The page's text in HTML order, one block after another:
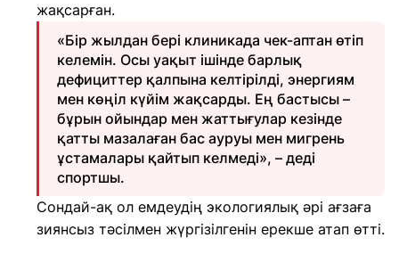
жақсарған.
«Бір жылдан бері клиникада чек-аптан өтіп
келемін. Осы уақыт ішінде барлық
дефициттер қалпына келтірілді, энергиям
мен көңіл күйім жақсарды. Ең бастысы –
бұрын ойындар мен жаттығулар кезінде
қатты мазалаған бас ауруы мен мигрень
ұстамалары қайтып келмеді», – деді
спортшы.
Сондай-ақ ол емдеудің экологиялық әрі ағзаға
зиянсыз тәсілмен жүргізілгенін ерекше атап өтті.